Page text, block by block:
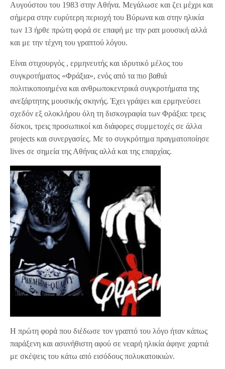
Αυγούστου του 1983 στην Αθήνα. Μεγάλωσε και ζει μέχρι και
σήμερα στην ευρύτερη περιοχή του Βύρωνα και στην ηλικία
των 13 ήρθε πρώτη φορά σε επαφή με την ραπ μουσική αλλά
και με την τέχνη του γραπτού λόγου.
Είναι στιχουργός , ερμηνευτής και ιδρυτικό μέλος του
συγκροτήματος «Φράξια», ενός από τα πιο βαθιά
πολιτικοποιημένα και ανθρωποκεντρικά συγκροτήματα της
ανεξάρτητης μουσικής σκηνής. Έχει γράψει και ερμηνεύσει
σχεδόν εξ ολοκλήρου όλη τη δισκογραφία των Φράξια: τρεις
δίσκοι, τρεις προσωπικοί και διάφορες συμμετοχές σε άλλα
projects και συνεργασίες. Με το συγκρότημα πραγματοποίησε
lives σε σημεία της Αθήνας αλλά και της επαρχίας.
Η πρώτη φορά που διέδωσε τον γραπτό του λόγο ήταν κάπως
παράξενη και ασυνήθιστη αφού σε νεαρή ηλικία άφηνε χαρτιά
με σκέψεις του κάτω από εισόδους πολυκατοικιών.